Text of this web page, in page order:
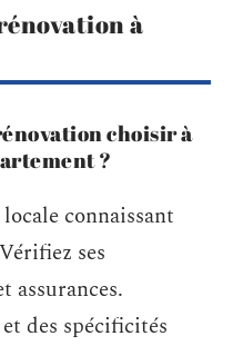
à
choisir à
?
connaissant
ses
assurances.
des spécificités